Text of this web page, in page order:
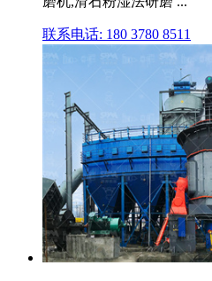
联系电话: 180 3780 8511